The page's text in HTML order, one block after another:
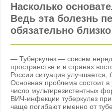
Насколько
Ведь эта болезнь
обязательно
— Туберкулез — совсем
пространстве и в странах
России ситуация
Основная проблема состоит
число мультирезистентных
ВИЧ-инфекции туберкулез
чаще погибают именно от